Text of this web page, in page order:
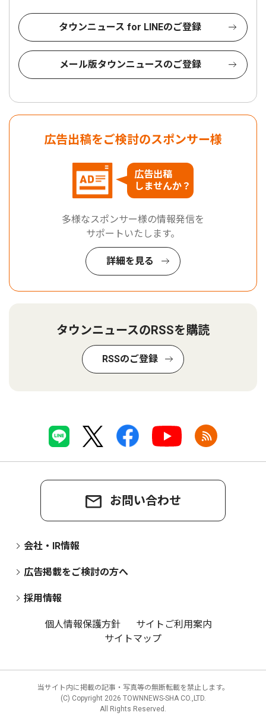
タウンニュース for LINEのご登録
メール版タウンニュースのご登録
広告出稿をご検討のスポンサー様
広告出稿
しませんか？
多様なスポンサー様の情報発信を
サポートいたします。
詳細を見る
タウンニュースのRSSを購読
RSSのご登録
お問い合わせ
会社・IR情報
広告掲載をご検討の方へ
採用情報
個人情報保護方針
サイトご利用案内
サイトマップ
当サイト内に掲載の記事・写真等の無断転載を禁止します。
(C) Copyright 2026 TOWNNEWS-SHA CO.,LTD.
All Rights Reserved.